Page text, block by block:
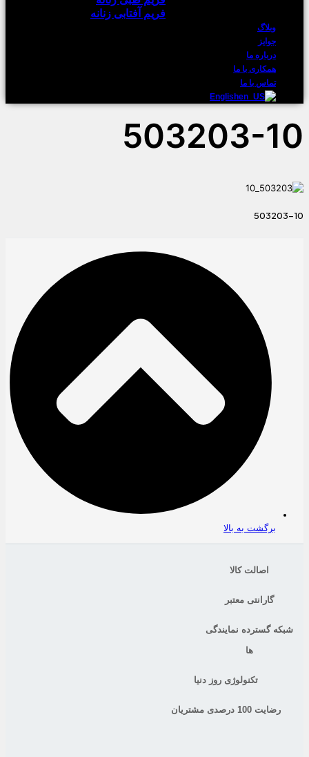
فریم آفتابی زنانه
وبلاگ
جوایز
درباره ما
همکاری با ما
تماس با ما
English
503203-10
503203-10
برگشت به بالا
اصالت کالا
گارانتی معتبر
شبکه گسترده نمایندگی
ها
تکنولوژی روز دنیا
رضایت 100 درصدی مشتریان